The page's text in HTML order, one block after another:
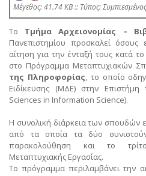
Mέγεθος: 41.74 KB :: Τύπος:
Το Τμήμα Αρχειονομίας –
Πανεπιστημίου προσκαλεί όσους
αίτηση για την ένταξή τους κατά το
στο Πρόγραμμα Μεταπτυχιακών
της Πληροφορίας , το οποίο
Ειδίκευσης (ΜΔΕ) στην
Sciences in Information Science).
Η συνολική διάρκεια των σπουδών
από τα οποία τα δύο συνιστούν
παρακολούθηση και το
Μεταπτυχιακής Εργασίας.
Το πρόγραμμα περιλαμβάνει την